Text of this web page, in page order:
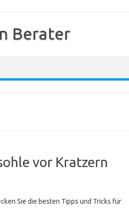
Berater
vor Kratzern
Sie die besten Tipps und Tricks für